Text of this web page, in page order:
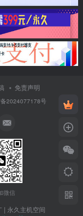
免责声明
2024077178号
微信
| 永久主机空间